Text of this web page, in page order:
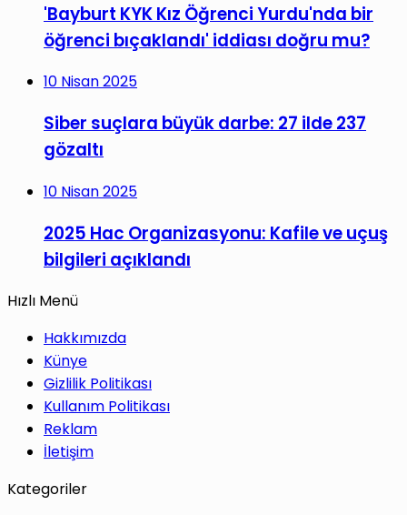
'Bayburt KYK Kız Öğrenci Yurdu'nda bir
öğrenci bıçaklandı' iddiası doğru mu?
10 Nisan 2025
Siber suçlara büyük darbe: 27 ilde 237
gözaltı
10 Nisan 2025
2025 Hac Organizasyonu: Kafile ve uçuş
bilgileri açıklandı
Hızlı Menü
Hakkımızda
Künye
Gizlilik Politikası
Kullanım Politikası
Reklam
İletişim
Kategoriler